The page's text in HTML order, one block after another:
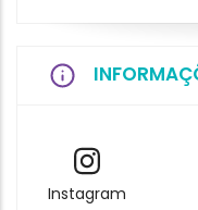
Instagram